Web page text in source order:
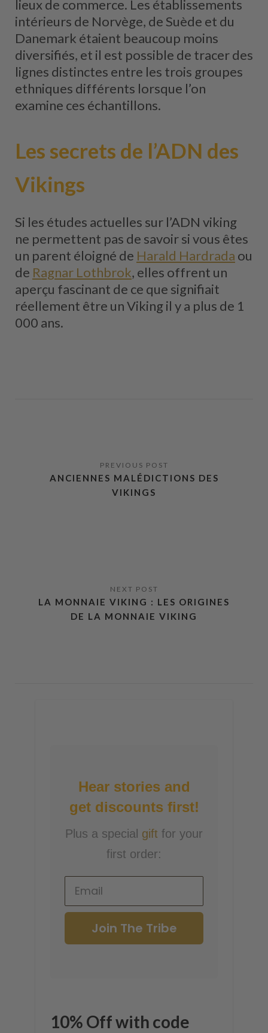
lieux de commerce. Les établissements
intérieurs de Norvège, de Suède et du
Danemark étaient beaucoup moins
diversifiés, et il est possible de tracer des
lignes distinctes entre les trois groupes
ethniques différents lorsque l’on
examine ces échantillons.
Les secrets de l’ADN des
Vikings
Si les études actuelles sur l’ADN viking
ne permettent pas de savoir si vous êtes
un parent éloigné de Harald Hardrada ou
de Ragnar Lothbrok, elles offrent un
aperçu fascinant de ce que signifiait
réellement être un Viking il y a plus de 1
000 ans.
ANCIENNES MALÉDICTIONS DES
VIKINGS
LA MONNAIE VIKING : LES ORIGINES
DE LA MONNAIE VIKING
Hear stories and
get discounts first!
Plus a special gift for your
first order:
Join The Tribe
10% Off with code